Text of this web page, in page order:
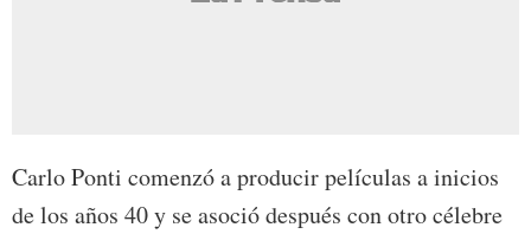
Carlo Ponti comenzó a producir películas a inicios
de los años 40 y se asoció después con otro célebre